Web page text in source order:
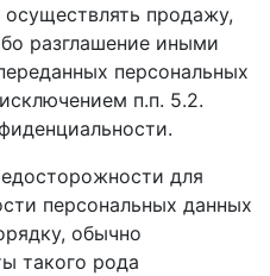
продажу,
разглашение иными
персональных
п.п. 5.2.
для
персональных данных
обычно
такого рода